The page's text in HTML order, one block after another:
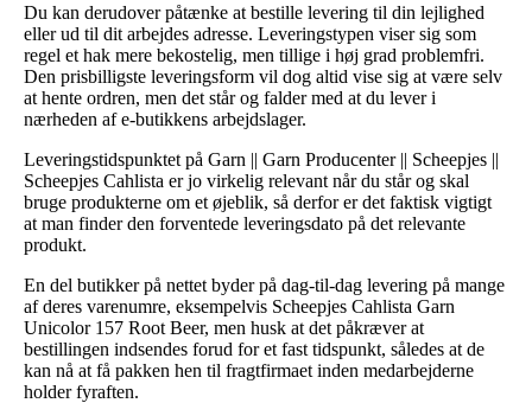
Du kan derudover påtænke at bestille levering til din lejlighed
eller ud til dit arbejdes adresse. Leveringstypen viser sig som
regel et hak mere bekostelig, men tillige i høj grad problemfri.
Den prisbilligste leveringsform vil dog altid vise sig at være selv
at hente ordren, men det står og falder med at du lever i
nærheden af e-butikkens arbejdslager.
Leveringstidspunktet på Garn || Garn Producenter || Scheepjes ||
Scheepjes Cahlista er jo virkelig relevant når du står og skal
bruge produkterne om et øjeblik, så derfor er det faktisk vigtigt
at man finder den forventede leveringsdato på det relevante
produkt.
En del butikker på nettet byder på dag-til-dag levering på mange
af deres varenumre, eksempelvis Scheepjes Cahlista Garn
Unicolor 157 Root Beer, men husk at det påkræver at
bestillingen indsendes forud for et fast tidspunkt, således at de
kan nå at få pakken hen til fragtfirmaet inden medarbejderne
holder fyraften.